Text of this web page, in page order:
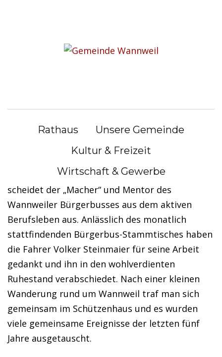
Rathaus
Unsere Gemeinde
Kultur & Freizeit
Wirtschaft & Gewerbe
Das Bürgerbus-Team
Steinmaier
Mit dem Hauptamtsleiter Volker Steinmaier
scheidet der „Macher“ und Mentor des
Wannweiler Bürgerbusses aus dem aktiven
Berufsleben aus. Anlässlich des monatlich
stattfindenden Bürgerbus-Stammtisches haben
die Fahrer Volker Steinmaier für seine Arbeit
gedankt und ihn in den wohlverdienten
Ruhestand verabschiedet. Nach einer kleinen
Wanderung rund um Wannweil traf man sich
gemeinsam im Schützenhaus und es wurden
viele gemeinsame Ereignisse der letzten fünf
Jahre ausgetauscht.